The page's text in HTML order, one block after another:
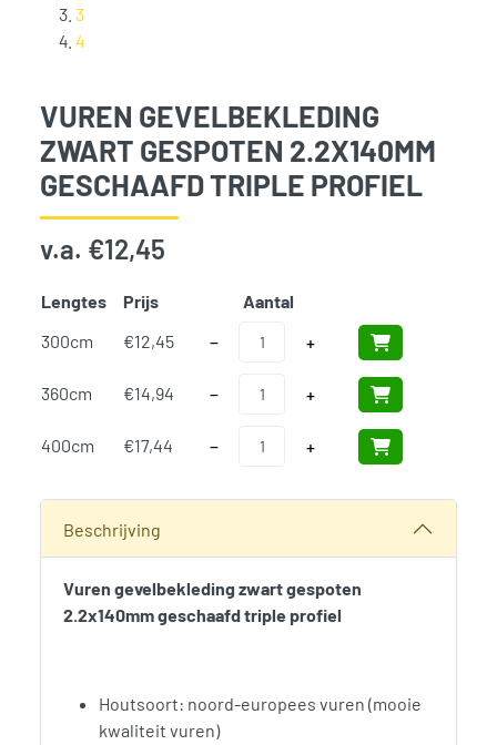
3
4
VUREN GEVELBEKLEDING
ZWART GESPOTEN 2.2X140MM
GESCHAAFD TRIPLE PROFIEL
v.a. €12,45
Lengtes Prijs Aantal
300cm
€12,45 −
Vuren gevelbekleding zwart gespoten
+
360cm €14,94 −
Vuren gevelbekleding zwart gespoten
+
400cm €17,44 −
Vuren gevelbekleding zwart gespoten
+
Beschrijving
Vuren gevelbekleding zwart gespoten
2.2x140mm geschaafd triple profiel
Houtsoort: noord-europees vuren (mooie
kwaliteit vuren)